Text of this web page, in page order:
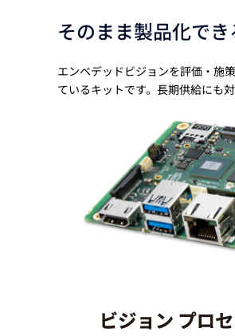
そのまま製品化で
エンベデッドビジョンを評価・施
ているキットです。長期供給にも対